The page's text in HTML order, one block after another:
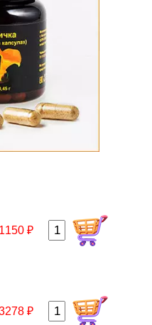
1150 ₽
₽